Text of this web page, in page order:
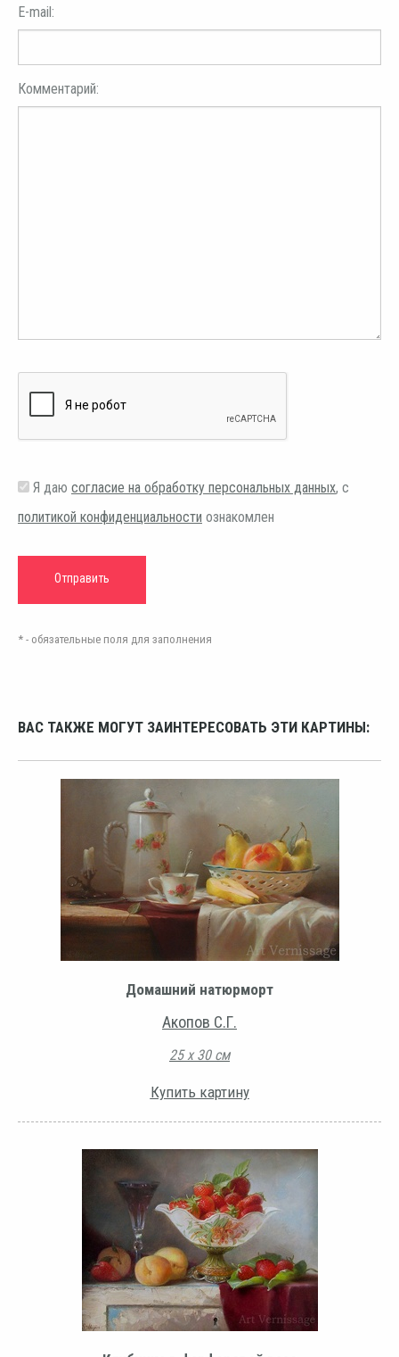
E-mail:
Комментарий:
Я даю согласие на обработку персональных данных, с
политикой конфиденциальности ознакомлен
* - обязательные поля для заполнения
ВАС ТАКЖЕ МОГУТ ЗАИНТЕРЕСОВАТЬ ЭТИ КАРТИНЫ:
Домашний натюрморт
Акопов С.Г.
25 х 30 см
Купить картину